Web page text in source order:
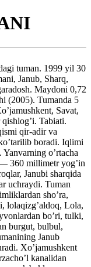
tuman. 1999 yil 30
Janub, Sharq,
Maydoni 0,72
(2005). Tumanda 5
Savat,
Tabiati.
qir-adir va
boradi. Iqlimi
o’rtacha
360 millimetr yog’in
Janubi sharqida
uchraydi. Tuman
sho’ra,
lolaqizg’aldoq, Lola,
bo’ri, tulki,
burgut, bulbul,
Janub
Xo’jamushkent
kanalidan